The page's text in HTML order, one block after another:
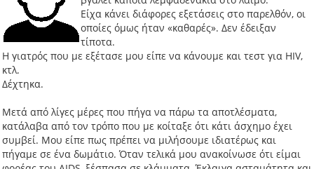
Είχα κάνει διάφορες εξετάσεις στο παρελθόν, οι
οποίες όμως ήταν «καθαρές». Δεν έδειξαν
τίποτα.
Η γιατρός που με εξέτασε μου είπε να κάνουμε και τεστ για HIV,
κτλ.
Δέχτηκα.
Μετά από λίγες μέρες που πήγα να πάρω τα αποτλέσματα,
κατάλαβα από τον τρόπο που με κοίταξε ότι κάτι άσχημο έχει
συμβεί. Μου είπε πως πρέπει να μιλήσουμε ιδιατέρως και
πήγαμε σε ένα δωμάτιο. Όταν τελικά μου ανακοίνωσε ότι είμαι